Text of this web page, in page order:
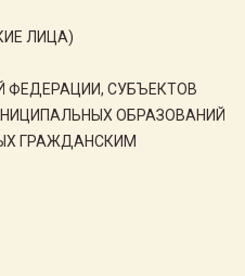
ЛИЦА)
ФЕДЕРАЦИИ, СУБЪЕКТОВ
ОБРАЗОВАНИЙ
ГРАЖДАНСКИМ